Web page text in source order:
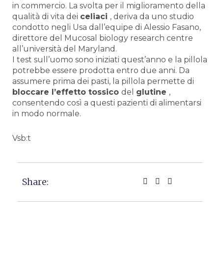
in commercio. La svolta per il miglioramento della
qualità di vita dei celiaci , deriva da uno studio
condotto negli Usa dall’equipe di Alessio Fasano,
direttore del Mucosal biology research centre
all’università del Maryland.
I test sull’uomo sono iniziati quest’anno e la pillola
potrebbe essere prodotta entro due anni. Da
assumere prima dei pasti, la pillola permette di
bloccare l’effetto tossico del glutine ,
consentendo così a questi pazienti di alimentarsi
in modo normale.
Vsb:t
Share: